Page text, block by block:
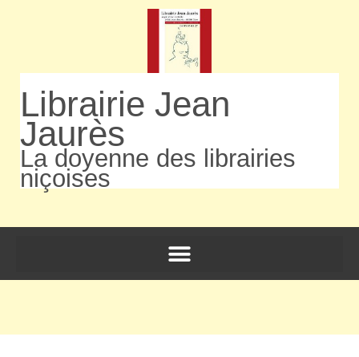
Librairie Jean
Jaurès
La doyenne des librairies
niçoises